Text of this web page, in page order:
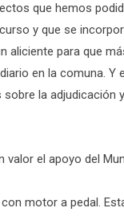
que hemos
y que se
aliciente para que
en la comuna. Y
la adjudicación
valor el apoyo del
motor a pedal.